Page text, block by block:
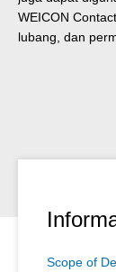
WEICON
lubang, dan
Scope of